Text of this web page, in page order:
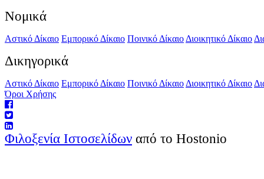
Νομικά
Αστικό Δίκαιο Εμπορικό Δίκαιο Ποινικό Δίκαιο Διοικητικό Δίκαιο
Δικηγορικά
Αστικό Δίκαιο Εμπορικό Δίκαιο Ποινικό Δίκαιο Διοικητικό Δίκαιο
Όροι Χρήσης
Φιλοξενία Ιστοσελίδων από το Hostonio